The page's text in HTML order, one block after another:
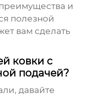
и
полезной
вам сделать
ковки с
подачей?
давайте